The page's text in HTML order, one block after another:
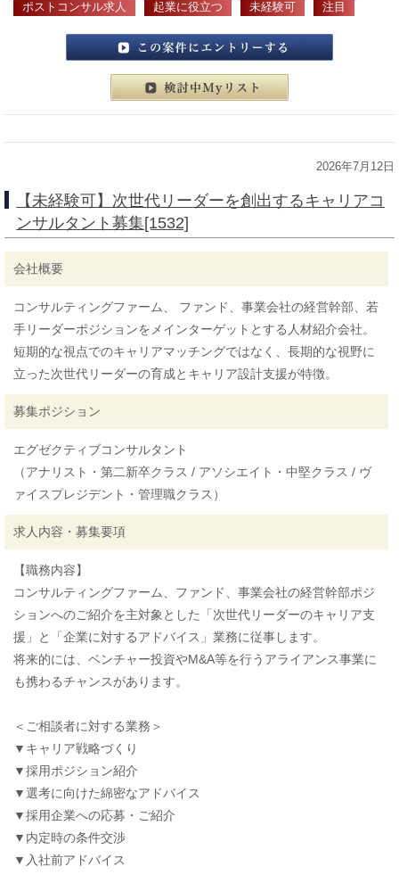
ポストコンサル求人 起業に役立つ 未経験可 注目
この案件にエントリーする
検討中マイリスト
2026年7月12日
【未経験可】次世代リーダーを創出するキャリアコ
ンサルタント募集[1532]
会社概要
コンサルティングファーム、 ファンド、事業会社の経営幹部、若
手リーダーポジションをメインターゲットとする人材紹介会社。
短期的な視点でのキャリアマッチングではなく、長期的な視野に
立った次世代リーダーの育成とキャリア設計支援が特徴。
募集ポジション
エグゼクティブコンサルタント
（アナリスト・第二新卒クラス / アソシエイト・中堅クラス / ヴ
ァイスプレジデント・管理職クラス）
求人内容・募集要項
【職務内容】
コンサルティングファーム、ファンド、事業会社の経営幹部ポジ
ションへのご紹介を主対象とした「次世代リーダーのキャリア支
援」と「企業に対するアドバイス」業務に従事します。
将来的には、ベンチャー投資やM&A等を行うアライアンス事業に
も携わるチャンスがあります。
＜ご相談者に対する業務＞
▼キャリア戦略づくり
▼採用ポジション紹介
▼選考に向けた綿密なアドバイス
▼採用企業への応募・ご紹介
▼内定時の条件交渉
▼入社前アドバイス